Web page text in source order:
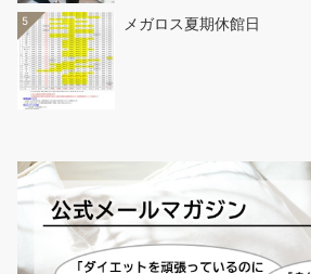
5 メガロス夏期休館日